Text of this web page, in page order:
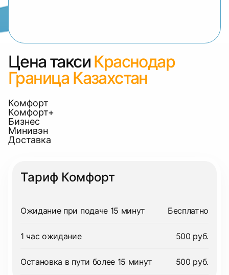
Цена такси Краснодар
Граница Казахстан
Комфорт
Комфорт+
Бизнес
Минивэн
Доставка
Тариф Комфорт
Ожидание при подаче 15 минут Бесплатно
1 час ожидание 500 руб.
Остановка в пути более 15 минут 500 руб.